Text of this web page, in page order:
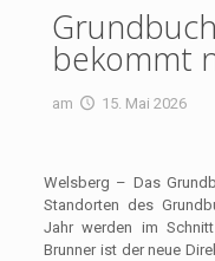
bekommt
am 15. Mai 2026
Welsberg – Das
Standorten des
Jahr werden im
Brunner ist der neue